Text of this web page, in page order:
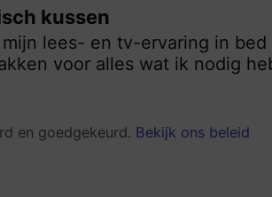
kussen
lees- en tv-ervaring in
voor alles wat ik nodig
en goedgekeurd. Bekijk ons beleid